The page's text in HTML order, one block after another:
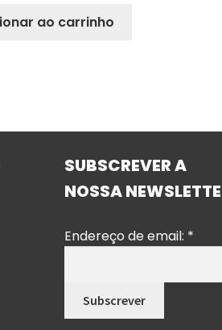
ao carrinho
SUBSCREVER A
NOSSA
Endereço de email: *